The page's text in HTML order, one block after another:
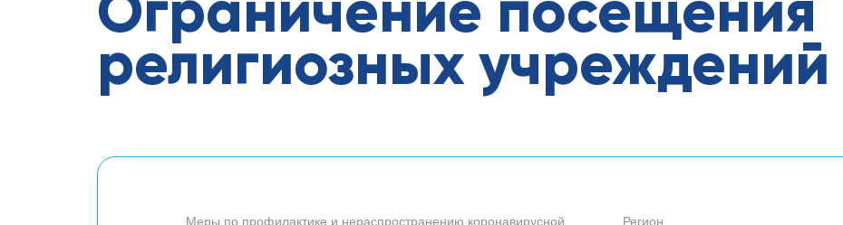
религиозных учреждений
Меры по профилактике и нераспространению коронавирусной
Регион